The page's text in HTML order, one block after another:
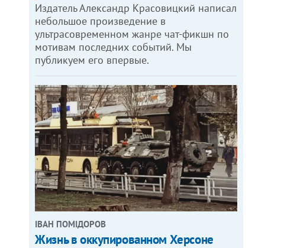
Издатель Александр Красовицкий написал
небольшое произведение в
ультрасовременном жанре чат-фикшн по
мотивам последних событий. Мы
публикуем его впервые.
ІВАН ПОМІДОРОВ
Жизнь в оккупированном Херсоне